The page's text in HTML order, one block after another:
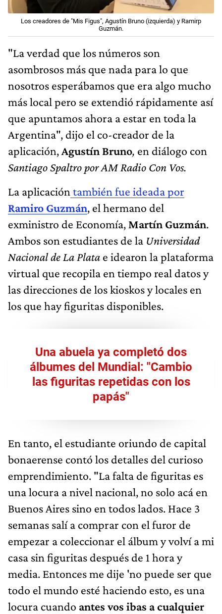
Los creadores de "Mis Figus", Agustín Bruno (izquierda) y Ramirp
Guzmán.
"La verdad que los números son
asombrosos más que nada para lo que
nosotros esperábamos que era algo mucho
más local pero se extendió rápidamente así
que apuntamos ahora a estar en toda la
Argentina", dijo el co-creador de la
aplicación,Agustín Bruno, en diálogo con
Santiago Spaltro por AM Radio Con Vos.
La aplicación también fue ideada por
Ramiro Guzmán, el hermano del
exministro de Economía, Martín Guzmán.
Ambos son estudiantes de la Universidad
Nacional de La Plata e idearon la plataforma
virtual que recopila en tiempo real datos y
las direcciones de los kioskos y locales en
los que hay figuritas disponibles.
Una abuela ya completó dos
álbumes del Mundial: "Cambio
las figuritas repetidas con los
papás"
En tanto, el estudiante oriundo de capital
bonaerense contó los detalles del curioso
emprendimiento. "La falta de figuritas es
una locura a nivel nacional, no solo acá en
Buenos Aires sino en todos lados. Hace 3
semanas salí a comprar con el furor de
empezar a coleccionar el álbum y volví a mi
casa sin figuritas después de 1 hora y
media. Entonces me dije 'no puede ser que
todo el mundo esté haciendo esto, es una
locura cuando antes vos ibas a cualquier